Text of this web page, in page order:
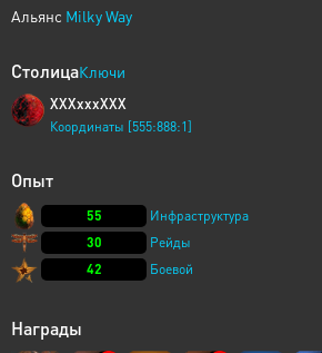
Альянс Milky Way
СтолицаКлючи
XXXxxxXXX
Координаты [555:888:1]
Опыт
55
Инфраструктура
30
Рейды
42
Боевой
Награды